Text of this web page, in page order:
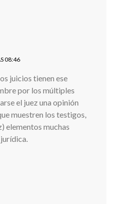
08:46
juicios tienen ese
por los múltiples
el juez una opinión
muestren los testigos,
elementos muchas